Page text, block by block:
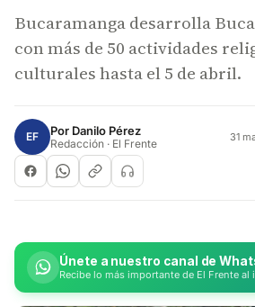
Bucaramanga desarrolla
con más de 50 actividades
culturales hasta el 5 de abril.
EF Por Danilo Pérez
Redacción · El Frente 31
Únete a nuestro canal de
Recibe lo más importante de El Frente al